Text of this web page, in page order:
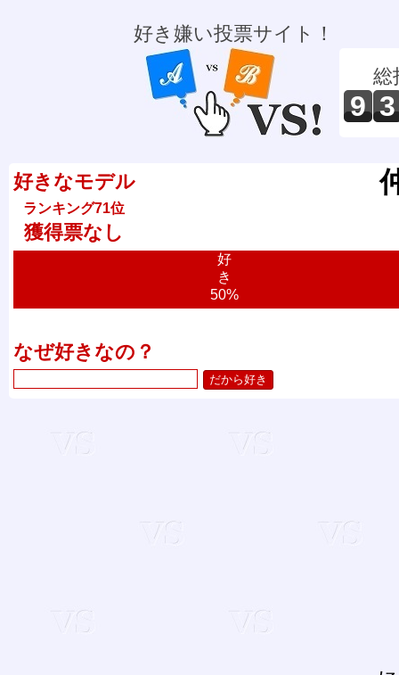
好き嫌い投票サイト！
総
9 3
好きなモデル
ランキング71位
獲得票なし
好
き
50%
なぜ好きなの？